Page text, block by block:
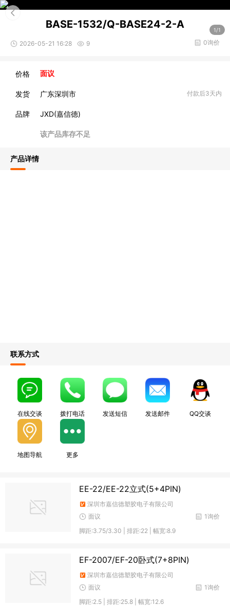
1/1
BASE-1532/Q-BASE24-2-A
2026-05-21 16:28 9 0询价
价格 面议
发货 广东深圳市 付款后3天内
品牌 JXD(嘉信德)
该产品库存不足
产品详情
联系方式
在线交谈 拨打电话 发送短信 发送邮件 QQ交谈
地图导航 更多
EE-22/EE-22立式(5+4PIN)
深圳市嘉信德塑胶电子有限公司
1询价
面议
脚距:3.75/3.30 | 排距:22 | 幅宽:8.9
EF-2007/EF-20卧式(7+8PIN)
深圳市嘉信德塑胶电子有限公司
1询价
面议
脚距:2.5 | 排距:25.8 | 幅宽:12.6